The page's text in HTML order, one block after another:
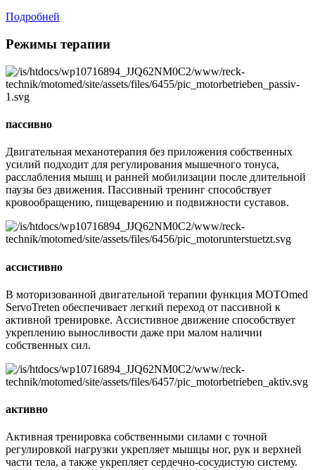
Подробней
Режимы терапии
пассивно
Двигательная механотерапия без приложения собственных
усилий подходит для регулирования мышечного тонуса,
расслабления мышц и ранней мобилизации после длительной
паузы без движения. Пассивный тренинг способствует
кровообращению, пищеварению и подвижности суставов.
ассистивно
В моторизованной двигательной терапии функция MOTOmed
ServoTreten обеспечивает легкий переход от пассивной к
активной тренировке. Ассистивное движение способствует
укреплению выносливости даже при малом наличии
собственных сил.
активно
Активная тренировка собственными силами с точной
регулировкой нагрузки укрепляет мышцы ног, рук и верхней
части тела, а также укрепляет сердечно-сосудистую систему.